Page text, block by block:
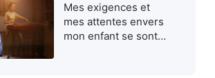
Mes exigences et
mes attentes envers
mon enfant se sont